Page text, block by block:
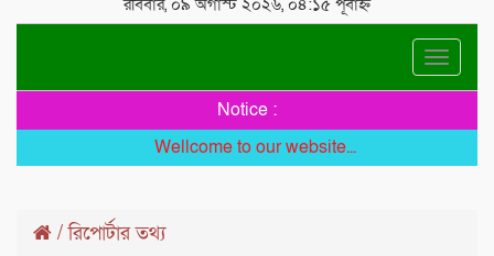
রবিবার, ০৯ অগাস্ট ২০২৬, ০৪:১৫ পূর্বাহ্ন
Toggle
Notice :
Wellcome to our website...
/রিপোর্টার তথ্য